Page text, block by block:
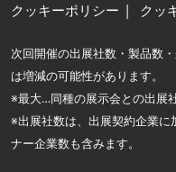
クッキーポリシー
クッ
次回開催の出展社数・製品数
は増減の可能性があります。
※最大…同種の展示会との出展
※出展社数は、出展契約企業に
ナー企業数も含みます。